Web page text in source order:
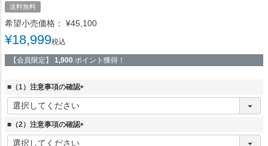
送料無料
希望小売価格： ¥45,100
¥18,999税込
【会員限定】 1,900 ポイント獲得！
■（1）注意事項の確認
(
須
■（2）注意事項の確認
(